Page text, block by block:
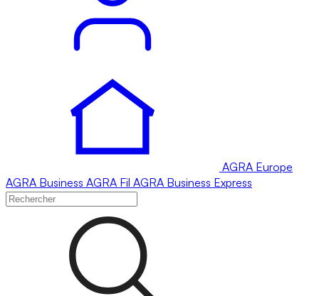
AGRA Europe
AGRA Business AGRA Fil AGRA Business Express